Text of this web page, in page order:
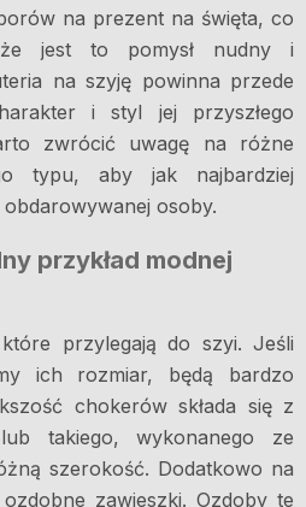
na prezent na święta, co
jest to pomysł nudny i
na szyję powinna przede
i styl jej przyszłego
zwrócić uwagę na różne
typu, aby jak najbardziej
osoby.
przykład modnej
przylegają do szyi. Jeśli
ich rozmiar, będą bardzo
chokerów składa się z
lub takiego, wykonanego ze
szerokość. Dodatkowo na
zawieszki. Ozdoby te